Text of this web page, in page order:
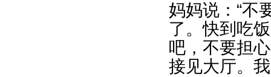
妈妈说：“不
了。快到吃
吧，不要担
接见大厅。